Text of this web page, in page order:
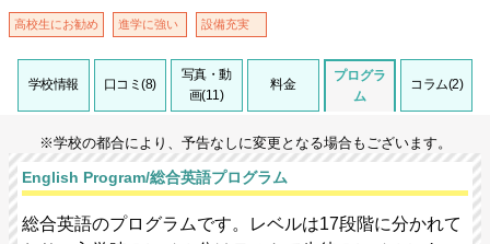
高校生にお勧め 進学に強い 設備充実
学校情報 口コミ(8)
写真・動
画(11)
料金
プログラ
ム
コラム(2)
※学校の都合により、予告なしに変更となる場合もございます。
English Program/総合英語プログラム
総合英語のプログラムです。レベルは17段階に分かれて